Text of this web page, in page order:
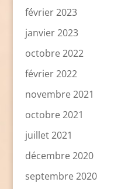
février 2023
janvier 2023
octobre 2022
février 2022
novembre 2021
octobre 2021
juillet 2021
décembre 2020
septembre 2020